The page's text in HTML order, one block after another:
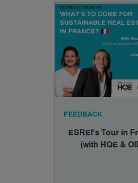
FEEDBACK
ESREI's Tour in
(with HQE &